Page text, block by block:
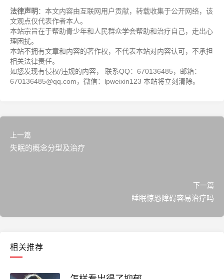
法律声明 ：本文内容由互联网用户贡献，转载收集于公开网络，该
文观点仅代表作者本人。
本站宗旨在于帮助青少年和人民群众学会帮助和治疗自己，走出心
理困扰。
本站不拥有文章和内容的著作权，不代表本站对内容认可，不承担
相关法律责任。
如您发现有侵权/违规的内容， 联系QQ：670136485，邮箱：
670136485@qq.com，微信：lpweixin123 本站将立刻清除。
上一篇
失眠的概念分型及治疗
下一篇
睡眠惊恐障碍容易治疗吗
相关推荐